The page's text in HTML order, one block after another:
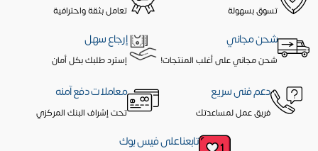
تسوق بسهولة تعامل بثقة واحترافية
شحن مجاني
شحن مجاني على أغلب المنتجات!
إرجاع سهل
إسترد طلبك بكل أمان
دعم فنى سريع
فريق عمل لمساعدتك
معاملات دفع آمنه
تحت إشراف البنك المركزي
تابعنا على فيس بوك